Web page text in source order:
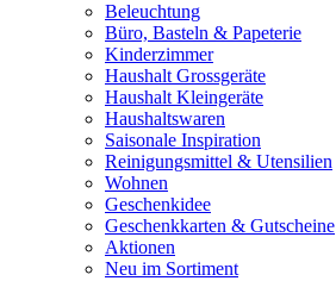
Beleuchtung
Büro, Basteln & Papeterie
Kinderzimmer
Haushalt Grossgeräte
Haushalt Kleingeräte
Haushaltswaren
Saisonale Inspiration
Reinigungsmittel & Utensilien
Wohnen
Geschenkidee
Geschenkkarten & Gutscheine
Aktionen
Neu im Sortiment